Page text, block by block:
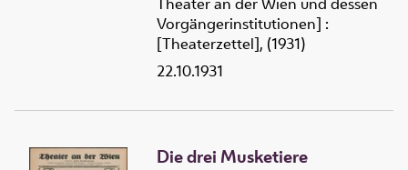
Vorgängerinstitutionen] :
[Theaterzettel], (1931)
22.10.1931
Die drei Musketiere